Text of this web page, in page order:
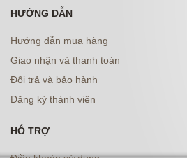
HƯỚNG DẪN
Hướng dẫn mua hàng
Giao nhận và thanh toán
Đổi trả và bảo hành
Đăng ký thành viên
HỖ TRỢ